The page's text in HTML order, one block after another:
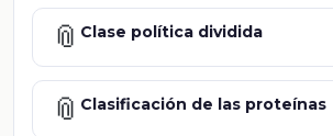
📎 Clase política dividida
📎 Clasificación de las proteínas